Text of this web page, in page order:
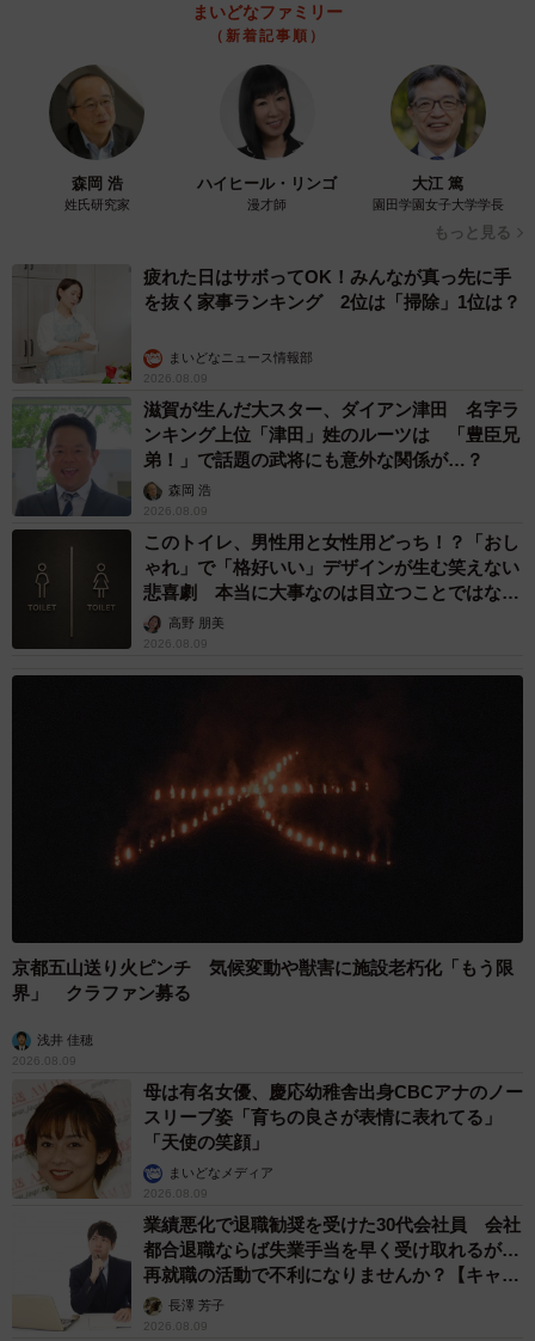
まいどなファミリー
（新着記事順）
森岡 浩
姓氏研究家
ハイヒール・リンゴ
漫才師
大江 篤
園田学園女子大学学長
もっと見る
疲れた日はサボってOK！みんなが真っ先に手
を抜く家事ランキング 2位は「掃除」1位は？
まいどなニュース情報部
2026.08.09
滋賀が生んだ大スター、ダイアン津田 名字ラ
ンキング上位「津田」姓のルーツは 「豊臣兄
弟！」で話題の武将にも意外な関係が…？
森岡 浩
2026.08.09
このトイレ、男性用と女性用どっち！？「おし
ゃれ」で「格好いい」デザインが生む笑えない
悲喜劇 本当に大事なのは目立つことではな
く…高野 朋美
2026.08.09
京都五山送り火ピンチ 気候変動や獣害に施設老朽化「もう限
界」 クラファン募る
浅井 佳穂
2026.08.09
母は有名女優、慶応幼稚舎出身CBCアナのノー
スリーブ姿「育ちの良さが表情に表れてる」
「天使の笑顔」
まいどなメディア
2026.08.09
業績悪化で退職勧奨を受けた30代会社員 会社
都合退職ならば失業手当を早く受け取れるが…
再就職の活動で不利になりませんか？【キャリ
アカウンセラーが解説】
長澤 芳子
2026.08.09